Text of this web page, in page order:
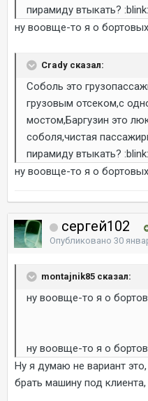
пирамиду втыкать? :blink:
ну воовще-то я о
Crady сказал:
Соболь это
грузовым отсеком,с
мостом,Баргузин это
соболя,чистая
пирамиду втыкать? :blink:
ну воовще-то я о
сергей102
Опубликовано 30
montajnik85 сказал:
ну воовще-то я о
ну воовще-то я о
Ну я думаю не вариант
брать машину под